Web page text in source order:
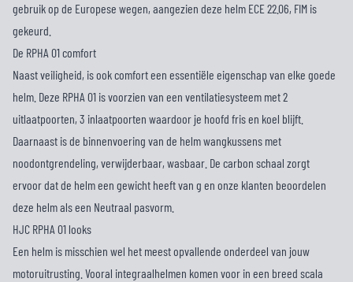
gebruik op de Europese wegen, aangezien deze helm ECE 22.06, FIM is
gekeurd.
De RPHA 01 comfort
Naast veiligheid, is ook comfort een essentiële eigenschap van elke goede
helm. Deze RPHA 01 is voorzien van een ventilatiesysteem met 2
uitlaatpoorten, 3 inlaatpoorten waardoor je hoofd fris en koel blijft.
Daarnaast is de binnenvoering van de helm wangkussens met
noodontgrendeling, verwijderbaar, wasbaar. De carbon schaal zorgt
ervoor dat de helm een gewicht heeft van g en onze klanten beoordelen
deze helm als een Neutraal pasvorm.
HJC RPHA 01 looks
Een helm is misschien wel het meest opvallende onderdeel van jouw
motoruitrusting. Vooral integraalhelmen komen voor in een breed scala